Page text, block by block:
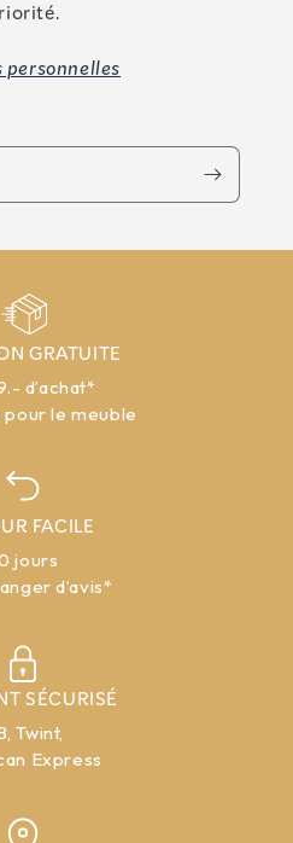
personnelles
GRATUITE
d’achat*
le meuble
FACILE
jours
d’avis*
SÉCURISÉ
Twint,
Express